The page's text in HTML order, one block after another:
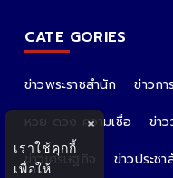
CATE GORIES
ข่าวพระราชสำนัก ข่าวกา
หวย ดวง ความเชื่อ
ข่า
ข่าวเศรษฐกิจ
ข่าวประช
×
เราใช้คุกกี้
เพื่อให้